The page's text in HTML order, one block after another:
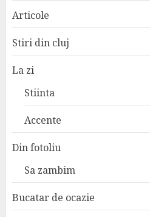
Articole
Stiri din cluj
La zi
Stiinta
Accente
Din fotoliu
Sa zambim
Bucatar de ocazie